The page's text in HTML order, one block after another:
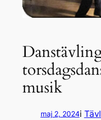
musik
maj 2, 2024i